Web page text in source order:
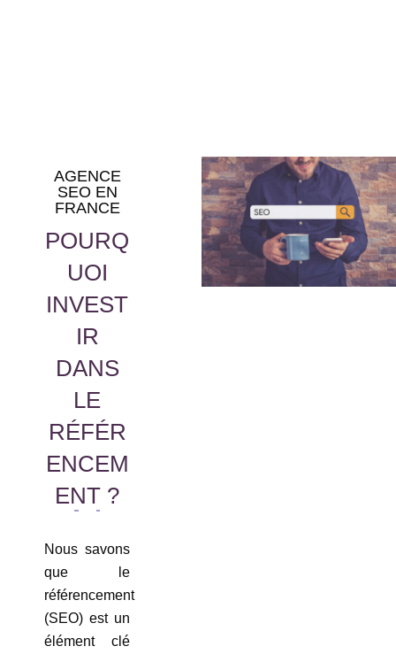
AGENCE
SEO EN
FRANCE
POURQ
UOI
INVEST
IR
DANS
LE
RÉFÉR
ENCEM
ENT ?
Nous savons
que le
référencement
(SEO) est un
élément clé